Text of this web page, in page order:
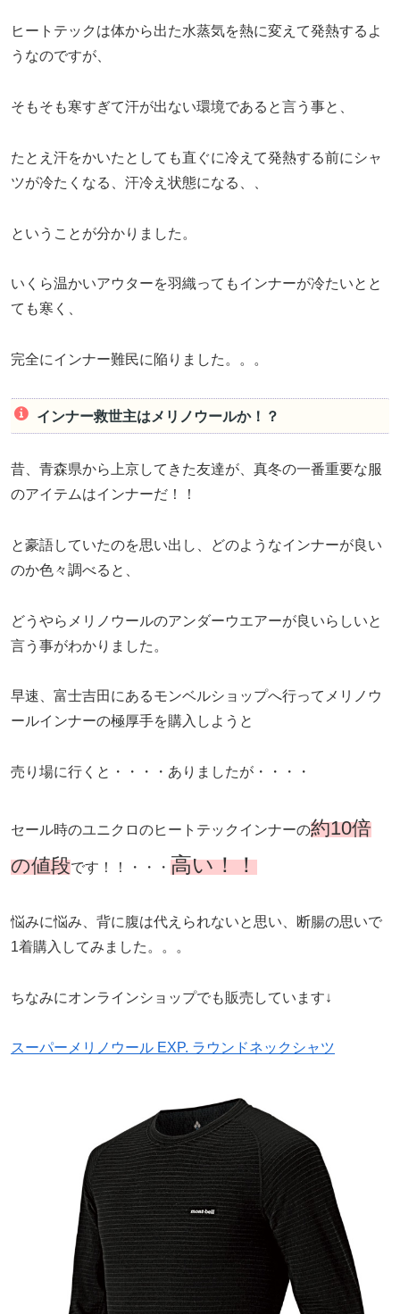
ヒートテックは体から出た水蒸気を熱に変えて発熱するよ
うなのですが、
そもそも寒すぎて汗が出ない環境であると言う事と、
たとえ汗をかいたとしても直ぐに冷えて発熱する前にシャ
ツが冷たくなる、汗冷え状態になる、、
ということが分かりました。
いくら温かいアウターを羽織ってもインナーが冷たいとと
ても寒く、
完全にインナー難民に陥りました。。。
インナー救世主はメリノウールか！？
昔、青森県から上京してきた友達が、真冬の一番重要な服
のアイテムはインナーだ！！
と豪語していたのを思い出し、どのようなインナーが良い
のか色々調べると、
どうやらメリノウールのアンダーウエアーが良いらしいと
言う事がわかりました。
早速、富士吉田にあるモンベルショップへ行ってメリノウ
ールインナーの極厚手を購入しようと
売り場に行くと・・・・ありましたが・・・・
セール時のユニクロのヒートテックインナーの約10倍
の値段です！！・・・ 高い！！
悩みに悩み、背に腹は代えられないと思い、断腸の思いで
1着購入してみました。。。
ちなみにオンラインショップでも販売しています↓
スーパーメリノウール EXP. ラウンドネックシャツ